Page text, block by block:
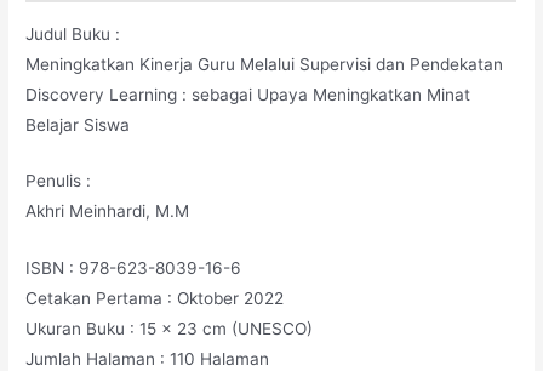
Judul Buku :
Meningkatkan Kinerja Guru Melalui Supervisi dan Pendekatan
Discovery Learning : sebagai Upaya Meningkatkan Minat
Belajar Siswa
Penulis :
Akhri Meinhardi, M.M
ISBN : 978-623-8039-16-6
Cetakan Pertama : Oktober 2022
Ukuran Buku : 15 x 23 cm (UNESCO)
Jumlah Halaman : 110 Halaman